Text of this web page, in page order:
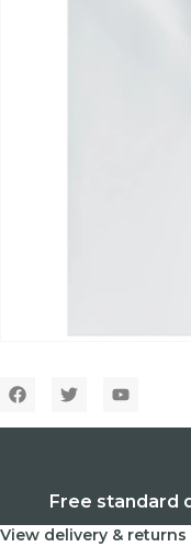
Free standard
View delivery &